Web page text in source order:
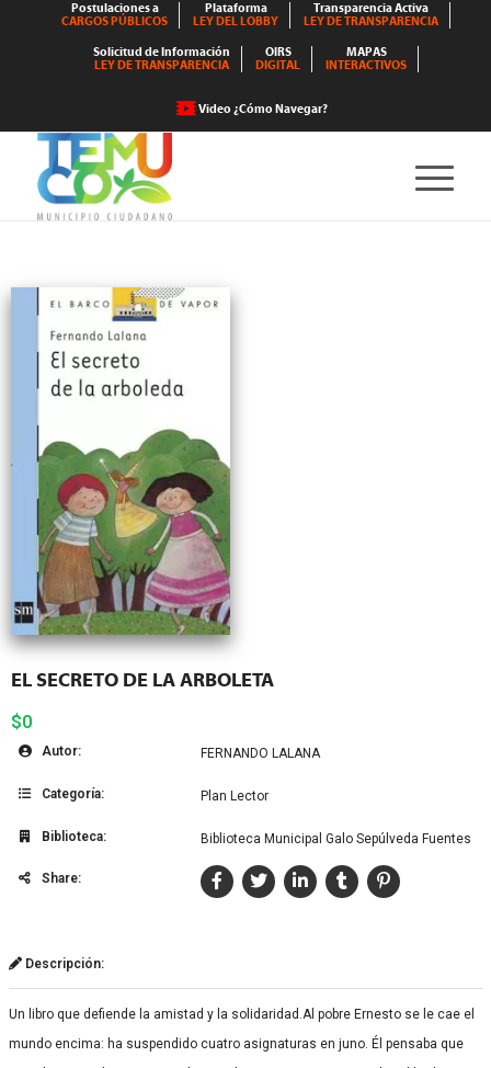
Postulaciones a
CARGOS PÚBLICOS
Plataforma
LEY DEL LOBBY
Transparencia Activa
LEY DE TRANSPARENCIA
Solicitud de Información
LEY DE TRANSPARENCIA
OIRS
DIGITAL
MAPAS
INTERACTIVOS
Video ¿Cómo Navegar?
EL SECRETO DE LA ARBOLETA
$0
Autor: FERNANDO LALANA
Categoría: Plan Lector
Biblioteca: Biblioteca Municipal Galo Sepúlveda Fuentes
Share:
Descripción:
Un libro que defiende la amistad y la solidaridad.Al pobre Ernesto se le cae el
mundo encima: ha suspendido cuatro asignaturas en juno. Él pensaba que